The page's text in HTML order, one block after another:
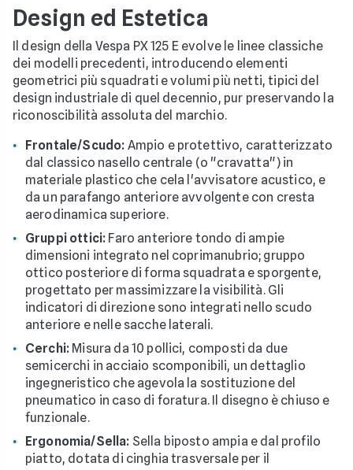
Design ed Estetica
Il design della Vespa PX 125 E evolve le linee classiche
dei modelli precedenti, introducendo elementi
geometrici più squadrati e volumi più netti, tipici del
design industriale di quel decennio, pur preservando la
riconoscibilità assoluta del marchio.
Frontale/Scudo: Ampio e protettivo, caratterizzato
dal classico nasello centrale (o "cravatta") in
materiale plastico che cela l'avvisatore acustico, e
da un parafango anteriore avvolgente con cresta
aerodinamica superiore.
Gruppi ottici: Faro anteriore tondo di ampie
dimensioni integrato nel coprimanubrio; gruppo
ottico posteriore di forma squadrata e sporgente,
progettato per massimizzare la visibilità. Gli
indicatori di direzione sono integrati nello scudo
anteriore e nelle sacche laterali.
Cerchi: Misura da 10 pollici, composti da due
semicerchi in acciaio scomponibili, un dettaglio
ingegneristico che agevola la sostituzione del
pneumatico in caso di foratura. Il disegno è chiuso e
funzionale.
Ergonomia/Sella: Sella biposto ampia e dal profilo
piatto, dotata di cinghia trasversale per il